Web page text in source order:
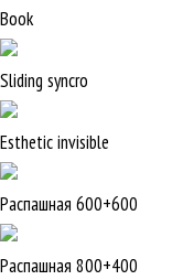
Book
Sliding syncro
Esthetic invisible
Распашная 600+600
Распашная 800+400